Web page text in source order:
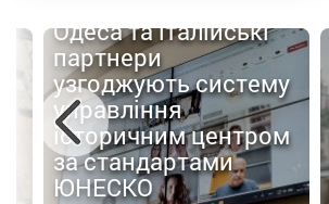
Одеса та італійські
партнери
узгоджують систему
управління
історичним центром
за стандартами
ЮНЕСКО